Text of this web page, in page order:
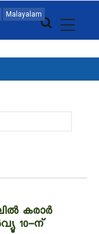
Malayalam
കരാർ
10-ന്